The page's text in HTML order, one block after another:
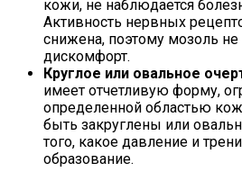
кожи, не наблюдается
Активность нервных
снижена, поэтому мозоль
дискомфорт.
Круглое или овальное
имеет отчетливую форму,
определенной областью
быть закруглены или
того, какое давление и
образование.